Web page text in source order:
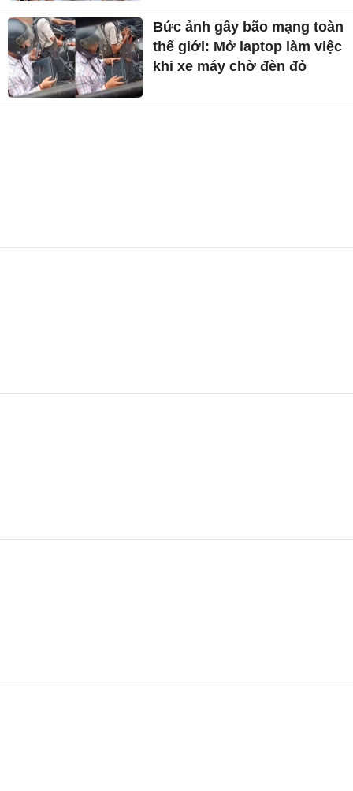
Bức ảnh gây bão mạng toàn
thế giới: Mở laptop làm việc
khi xe máy chờ đèn đỏ